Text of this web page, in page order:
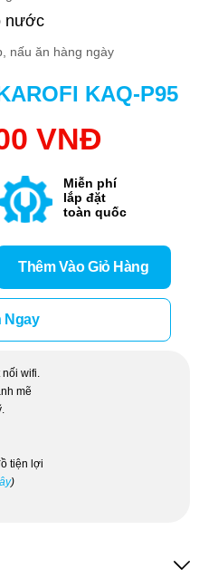
nước
nấu ăn hàng ngày
KAQ-P95
VNĐ
Miễn phí
lắp đặt
toàn quốc
Thêm Vào Giỏ Hàng
Ngay
nối wifi.
mẽ
tiện lợi
)